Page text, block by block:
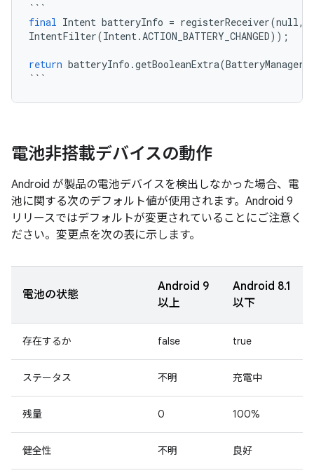
```
final Intent batteryInfo = registerReceiver(null,
IntentFilter(Intent.ACTION_BATTERY_CHANGED));
return batteryInfo .getBooleanExtra(BatteryManager
```
電池非搭載デバイスの動作
Android が製品の電池デバイスを検出しなかった場合、電
池に関する次のデフォルト値が使用されます。Android 9
リリースではデフォルトが変更されていることにご注意く
ださい。変更点を次の表に示します。
電池の状態
Android 9
以上
Android 8.1
以下
存在するか false true
ステータス 不明 充電中
残量 0 100%
健全性 不明 良好